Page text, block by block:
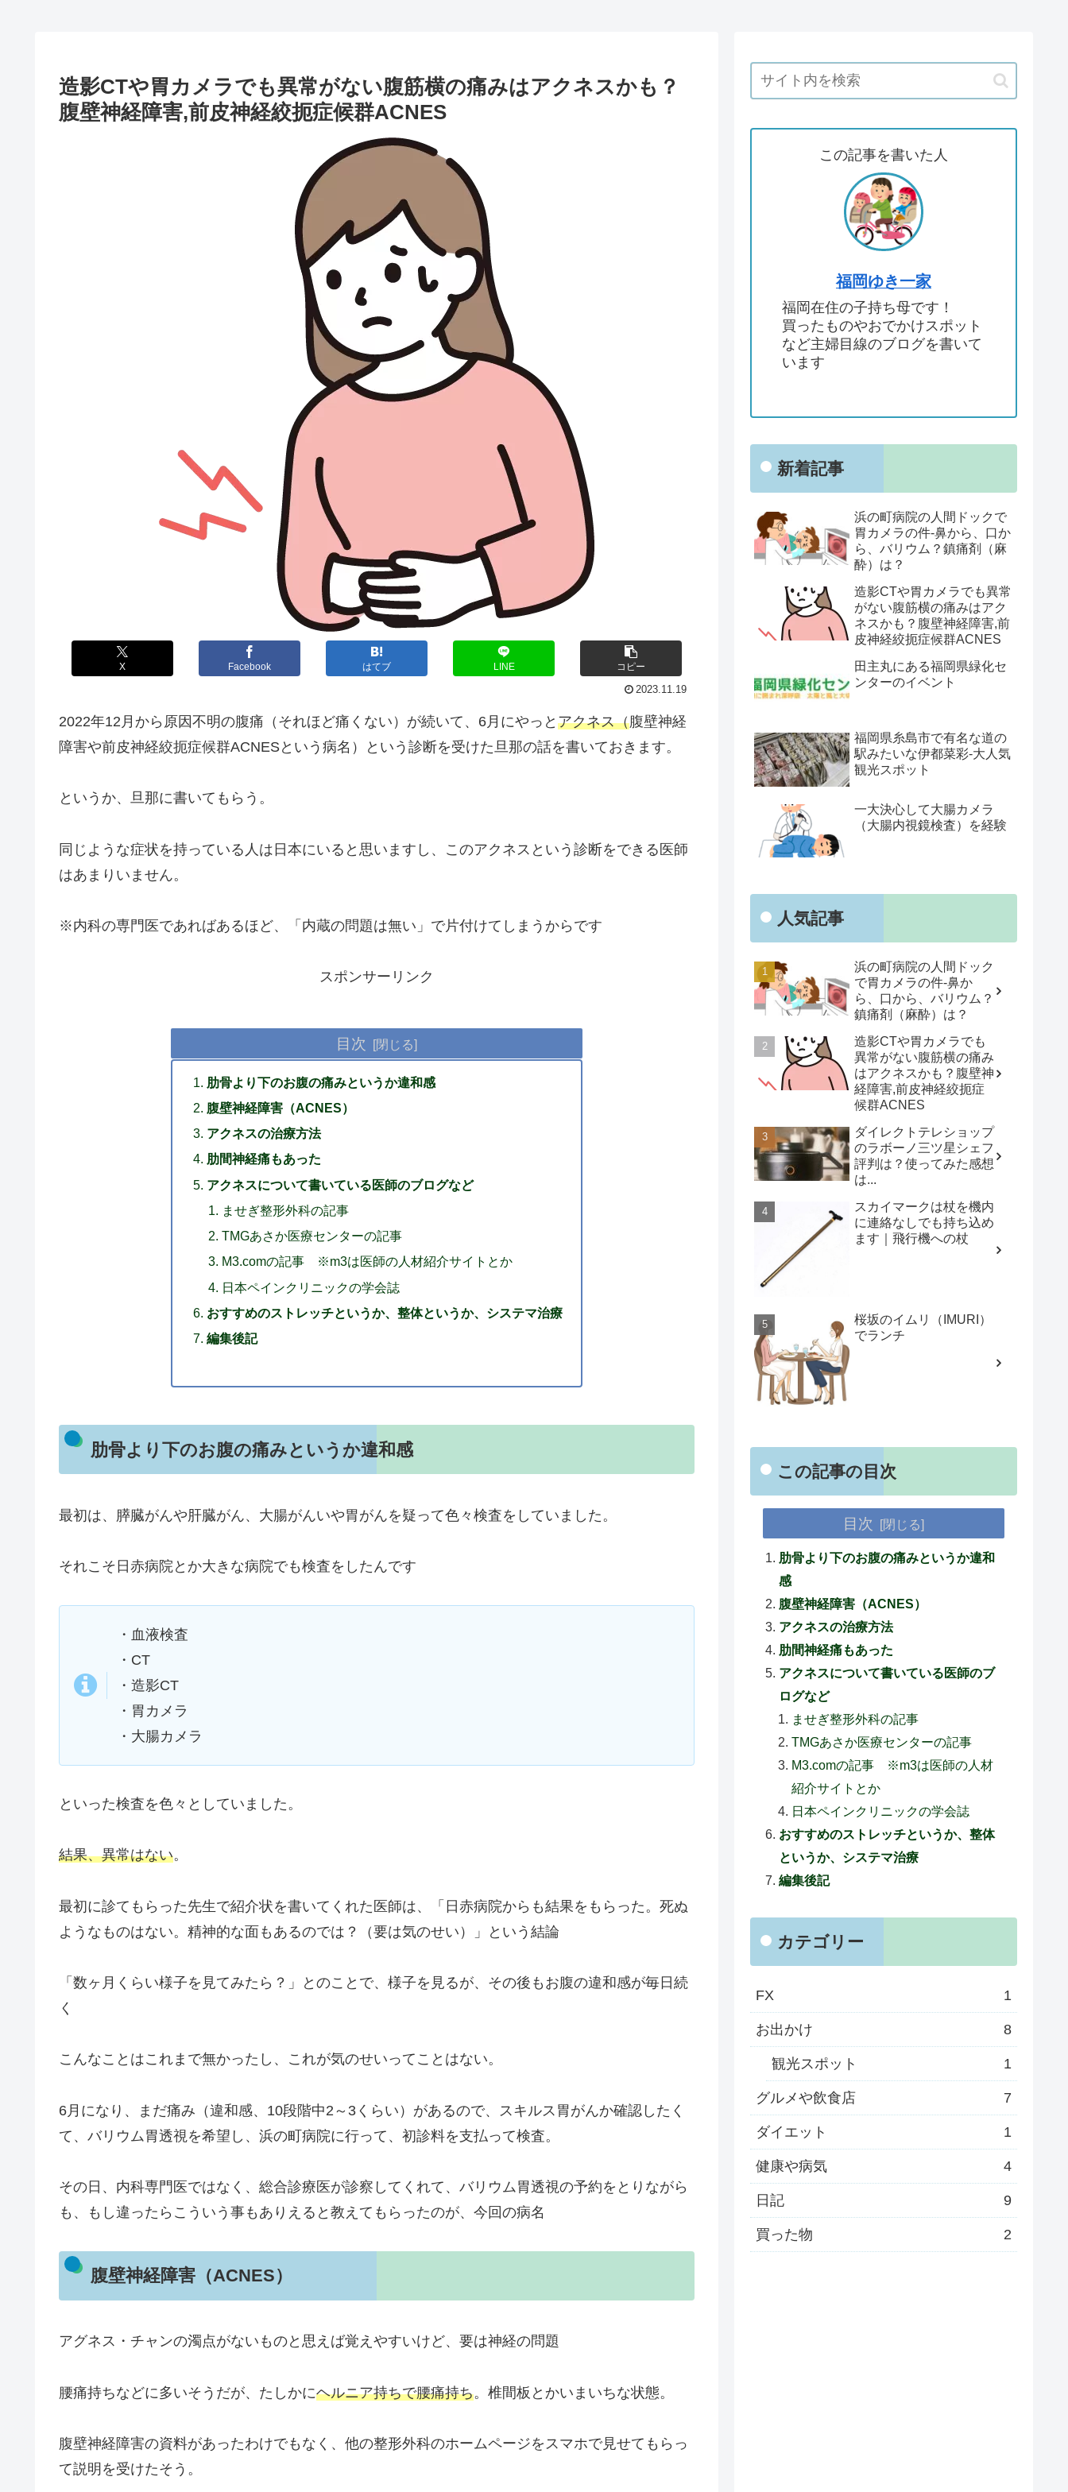
造影CTや胃カメラでも異常がない腹筋横の痛みはアクネスかも？
腹壁神経障害,前皮神経絞扼症候群ACNES
X Facebook はてブ LINE コピー
2023.11.19
2022年12月から原因不明の腹痛（それほど痛くない）が続いて、6月にやっと アクネス（腹壁神経
障害や前皮神経絞扼症候群ACNESという病名）という診断を受けた旦那の話を書いておきます。
というか、旦那に書いてもらう。
同じような症状を持っている人は日本にいると思いますし、このアクネスという診断をできる医師
はあまりいません。
※内科の専門医であればあるほど、「内蔵の問題は無い」で片付けてしまうからです
スポンサーリンク
目次
肋骨より下のお腹の痛みというか違和感
腹壁神経障害（ACNES）
アクネスの治療方法
肋間神経痛もあった
アクネスについて書いている医師のブログなど
ませぎ整形外科の記事
TMGあさか医療センターの記事
M3.comの記事 ※m3は医師の人材紹介サイトとか
日本ペインクリニックの学会誌
おすすめのストレッチというか、整体というか、システマ治療
編集後記
肋骨より下のお腹の痛みというか違和感
最初は、膵臓がんや肝臓がん、大腸がんいや胃がんを疑って色々検査をしていました。
それこそ日赤病院とか大きな病院でも検査をしたんです
・血液検査
・CT
・造影CT
・胃カメラ
・大腸カメラ
といった検査を色々としていました。
結果、異常はない。
最初に診てもらった先生で紹介状を書いてくれた医師は、「日赤病院からも結果をもらった。死ぬ
ようなものはない。精神的な面もあるのでは？（要は気のせい）」という結論
「数ヶ月くらい様子を見てみたら？」とのことで、様子を見るが、その後もお腹の違和感が毎日続
く
こんなことはこれまで無かったし、これが気のせいってことはない。
6月になり、まだ痛み（違和感、10段階中2～3くらい）があるので、スキルス胃がんか確認したく
て、バリウム胃透視を希望し、浜の町病院に行って、初診料を支払って検査。
その日、内科専門医ではなく、総合診療医が診察してくれて、バリウム胃透視の予約をとりながら
も、もし違ったらこういう事もありえると教えてもらったのが、今回の病名
腹壁神経障害（ACNES）
アグネス・チャンの濁点がないものと思えば覚えやすいけど、要は神経の問題
腰痛持ちなどに多いそうだが、たしかにヘルニア持ちで腰痛持ち。椎間板とかいまいちな状態。
腹壁神経障害の資料があったわけでもなく、他の整形外科のホームページをスマホで見せてもらっ
て説明を受けたそう。
この記事を書いた人
福岡ゆき一家
福岡在住の子持ち母です！
買ったものやおでかけスポット
など主婦目線のブログを書いて
います
新着記事
浜の町病院の人間ドックで
胃カメラの件-鼻から、口か
ら、バリウム？鎮痛剤（麻
酔）は？
造影CTや胃カメラでも異常
がない腹筋横の痛みはアク
ネスかも？腹壁神経障害,前
皮神経絞扼症候群ACNES
田主丸にある福岡県緑化セ
ンターのイベント
福岡県糸島市で有名な道の
駅みたいな伊都菜彩-大人気
観光スポット
一大決心して大腸カメラ
（大腸内視鏡検査）を経験
人気記事
浜の町病院の人間ドック
で胃カメラの件-鼻か
ら、口から、バリウム？
鎮痛剤（麻酔）は？
造影CTや胃カメラでも
異常がない腹筋横の痛み
はアクネスかも？腹壁神
経障害,前皮神経絞扼症
候群ACNES
ダイレクトテレショップ
のラボーノ三ツ星シェフ
評判は？使ってみた感想
は...
スカイマークは杖を機内
に連絡なしでも持ち込め
ます｜飛行機への杖
桜坂のイムリ（IMURI）
でランチ
この記事の目次
目次
肋骨より下のお腹の痛みというか違和
感
腹壁神経障害（ACNES）
アクネスの治療方法
肋間神経痛もあった
アクネスについて書いている医師のブ
ログなど
ませぎ整形外科の記事
TMGあさか医療センターの記事
M3.comの記事 ※m3は医師の人材
紹介サイトとか
日本ペインクリニックの学会誌
おすすめのストレッチというか、整体
というか、システマ治療
編集後記
カテゴリー
FX 1
お出かけ 8
観光スポット 1
グルメや飲食店 7
ダイエット 1
健康や病気 4
日記 9
買った物 2